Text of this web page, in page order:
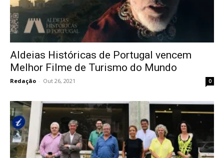
Aldeias Históricas de Portugal vencem
Melhor Filme de Turismo do Mundo
Redação - Out 26, 2021 0